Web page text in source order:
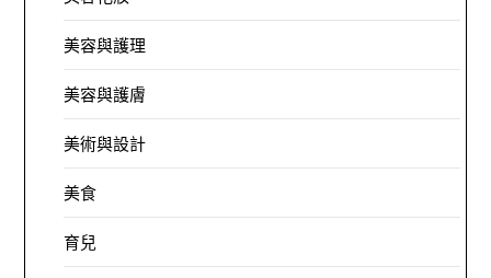
美容與護理
美容與護膚
美術與設計
美食
育兒